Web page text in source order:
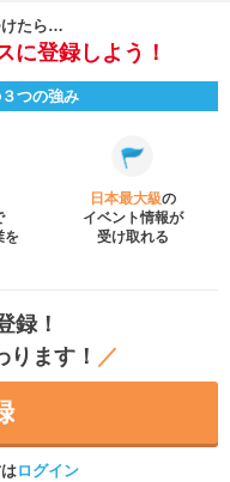
けたら…
に登録しよう！
つの強み
を
日本最大級の
イベント情報が
受け取れる
録！
ります！ ／
ログイン